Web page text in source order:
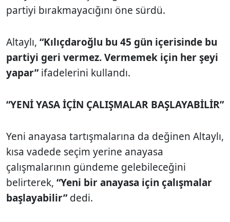
partiyi bırakmayacığını öne sürdü.
Altaylı, “Kılıçdaroğlu bu 45 gün içerisinde bu
partiyi geri vermez. Vermemek için her şeyi
yapar”ifadelerini kullandı.
“YENİ YASA İÇİN ÇALIŞMALAR BAŞLAYABİLİR”
Yeni anayasa tartışmalarına da değinen Altaylı,
kısa vadede seçim yerine anayasa
çalışmalarının gündeme gelebileceğini
belirterek, “Yeni bir anayasa için çalışmalar
başlayabilir”dedi.